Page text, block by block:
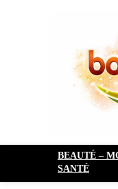
BEAUTÉ –
SANTÉ